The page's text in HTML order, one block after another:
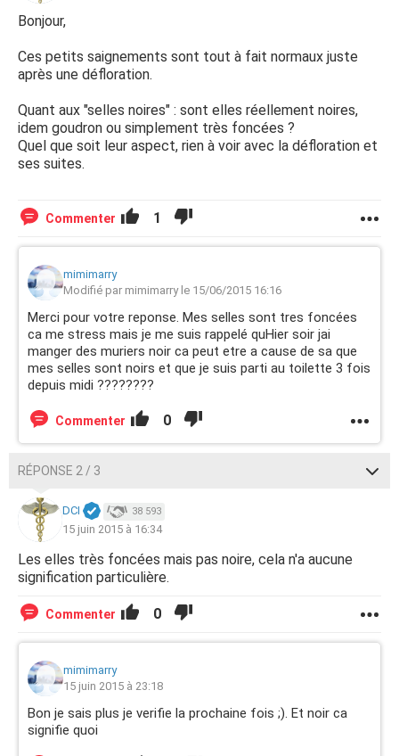
Bonjour,
Ces petits saignements sont tout à fait normaux juste
après une défloration.
Quant aux "selles noires" : sont elles réellement noires,
idem goudron ou simplement très foncées ?
Quel que soit leur aspect, rien à voir avec la défloration et
ses suites.
Commenter 1
mimimarry
Modifié par mimimarry le 15/06/2015 16:16
Merci pour votre reponse. Mes selles sont tres foncées
ca me stress mais je me suis rappelé quHier soir jai
manger des muriers noir ca peut etre a cause de sa que
mes selles sont noirs et que je suis parti au toilette 3 fois
depuis midi ????????
Commenter 0
RÉPONSE 2 / 3
DCI 38 593
15 juin 2015 à 16:34
Les elles très foncées mais pas noire, cela n'a aucune
signification particulière.
Commenter 0
mimimarry
15 juin 2015 à 23:18
Bon je sais plus je verifie la prochaine fois ;). Et noir ca
signifie quoi